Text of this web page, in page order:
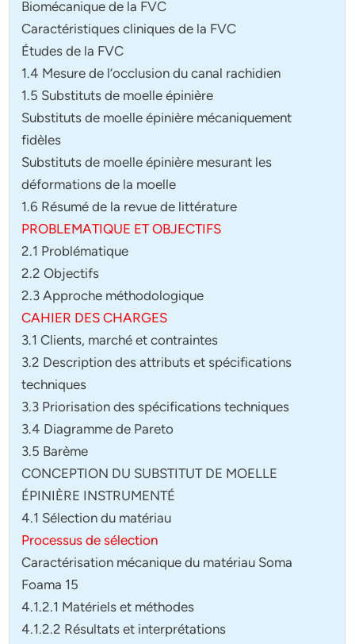
Biomécanique de la FVC
Caractéristiques cliniques de la FVC
Études de la FVC
1.4 Mesure de l’occlusion du canal rachidien
1.5 Substituts de moelle épinière
Substituts de moelle épinière mécaniquement
fidèles
Substituts de moelle épinière mesurant les
déformations de la moelle
1.6 Résumé de la revue de littérature
PROBLEMATIQUE ET OBJECTIFS
2.1 Problématique
2.2 Objectifs
2.3 Approche méthodologique
CAHIER DES CHARGES
3.1 Clients, marché et contraintes
3.2 Description des attributs et spécifications
techniques
3.3 Priorisation des spécifications techniques
3.4 Diagramme de Pareto
3.5 Barème
CONCEPTION DU SUBSTITUT DE MOELLE
ÉPINIÈRE INSTRUMENTÉ
4.1 Sélection du matériau
Processus de sélection
Caractérisation mécanique du matériau Soma
Foama 15
4.1.2.1 Matériels et méthodes
4.1.2.2 Résultats et interprétations